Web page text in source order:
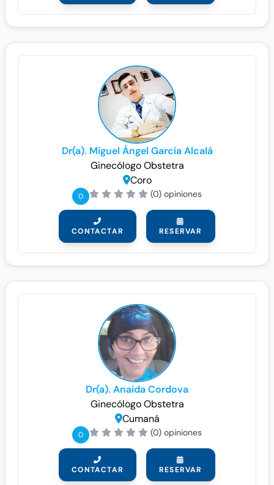
Dr(a). Miguel Ángel García Alcalá
GinecólogoObstetra
Coro
0 (0) opiniones
CONTACTAR RESERVAR
Dr(a). Anaida Cordova
GinecólogoObstetra
Cumaná
0 (0) opiniones
CONTACTAR RESERVAR